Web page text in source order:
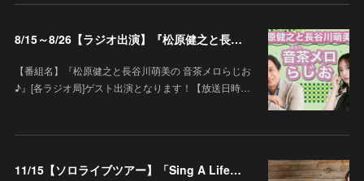
8/15～8/26【ラジオ出演】『松原健之と長谷川萌美の 音茶メロらじお♪』
【番組名】『松原健之と長谷川萌美の 音茶メロらじお
♪』[各ラジオ局]ゲスト出演となります！【放送日時…
11/15【ソロライブツアー】「Sing A Life」埼玉 ウェスタ川越 大ホール